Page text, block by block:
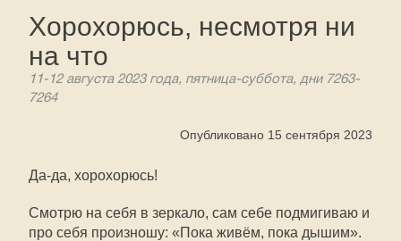
Хорохорюсь, несмотря ни
на что
11-12 августа 2023 года, пятница-суббота, дни 7263-
7264
Опубликовано 15 сентября 2023
Да-да, хорохорюсь!
Смотрю на себя в зеркало, сам себе подмигиваю и
про себя произношу: «Пока живём, пока дышим».